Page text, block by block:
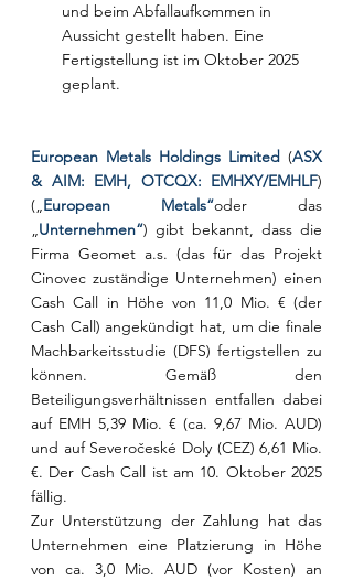
und beim Abfallaufkommen in
Aussicht gestellt haben. Eine
Fertigstellung ist im Oktober 2025
geplant.
European Metals Holdings Limited (ASX
& AIM: EMH, OTCQX: EMHXY/EMHLF)
(„European Metals“oder das
„Unternehmen“) gibt bekannt, dass die
Firma Geomet a.s. (das für das Projekt
Cinovec zuständige Unternehmen) einen
Cash Call in Höhe von 11,0 Mio. € (der
Cash Call) angekündigt hat, um die finale
Machbarkeitsstudie (DFS) fertigstellen zu
können. Gemäß den
Beteiligungsverhältnissen entfallen dabei
auf EMH 5,39 Mio. € (ca. 9,67 Mio. AUD)
und auf Severočeské Doly (CEZ) 6,61 Mio.
€. Der Cash Call ist am 10. Oktober 2025
fällig.
Zur Unterstützung der Zahlung hat das
Unternehmen eine Platzierung in Höhe
von ca. 3,0 Mio. AUD (vor Kosten) an